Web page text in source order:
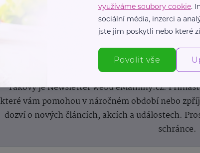
Pravidelný přísun novinek, inspirace na každý
Takový je Newsletter webu eMaminy.cz.
které vám pomohou v náročném období nebo
dozví o nových článcích, akcích a událostech.
schránce.
využíváme soubory cookie.
sociální média, inzerci a
jste jim poskytli nebo které
Povolit vše